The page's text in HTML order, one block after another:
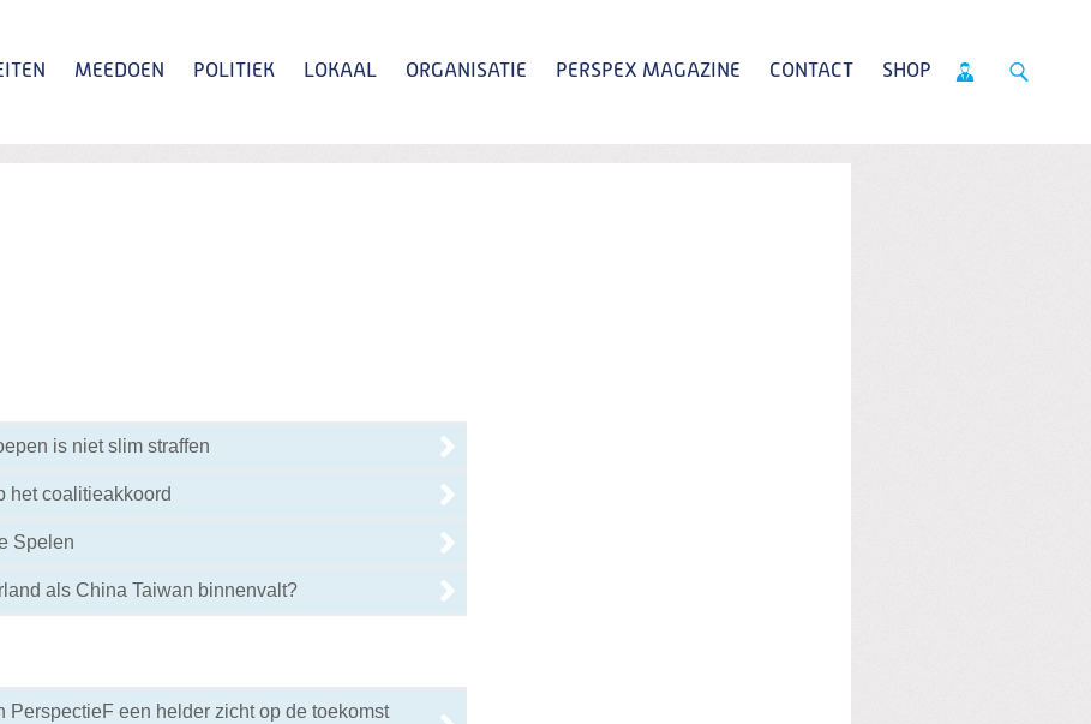
MEEDOEN POLITIEK LOKAAL ORGANISATIE PERSPEX MAGAZINE CONTACT SHOP
is niet slim straffen
het coalitieakkoord
Spelen
als China Taiwan binnenvalt?
PerspectieF een helder zicht op de toekomst